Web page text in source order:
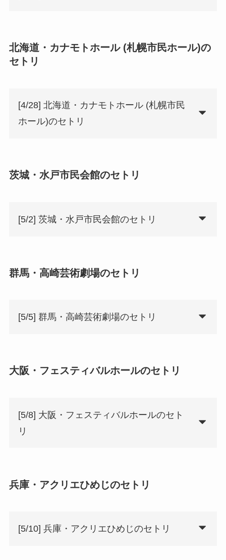
北海道・カナモトホール (札幌市民ホール)の
セトリ
[4/28] 北海道・カナモトホール (札幌市民
ホール)のセトリ
茨城・水戸市民会館のセトリ
[5/2] 茨城・水戸市民会館のセトリ
群馬・高崎芸術劇場のセトリ
[5/5] 群馬・高崎芸術劇場のセトリ
大阪・フェスティバルホールのセトリ
[5/8] 大阪・フェスティバルホールのセト
リ
兵庫・アクリエひめじのセトリ
[5/10] 兵庫・アクリエひめじのセトリ